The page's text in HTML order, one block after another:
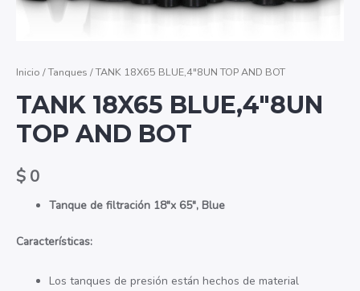
Inicio /Tanques / TANK 18X65 BLUE,4″8UN TOP AND BOT
TANK 18X65 BLUE,4″8UN
TOP AND BOT
$ 0
Tanque de filtración 18″x 65″, Blue
Características:
Los tanques de presión están hechos de material